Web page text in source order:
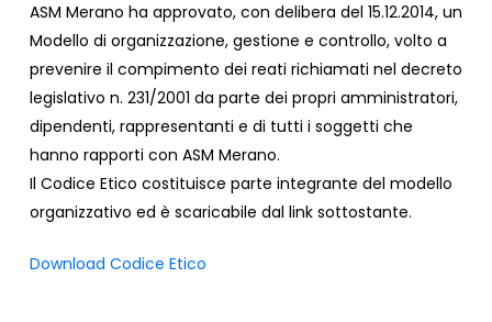
ASM Merano ha approvato, con delibera del 15.12.2014, un
Modello di organizzazione, gestione e controllo, volto a
prevenire il compimento dei reati richiamati nel decreto
legislativo n. 231/2001 da parte dei propri amministratori,
dipendenti, rappresentanti e di tutti i soggetti che
hanno rapporti con ASM Merano.
Il Codice Etico costituisce parte integrante del modello
organizzativo ed è scaricabile dal link sottostante.
Download Codice Etico